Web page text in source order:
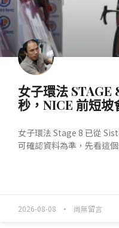
女子環法 STAGE
秒，NICE 前短
女子環法 Stage 8 已從
可確認資料為準，先看這
2026-08-08 尚無留言